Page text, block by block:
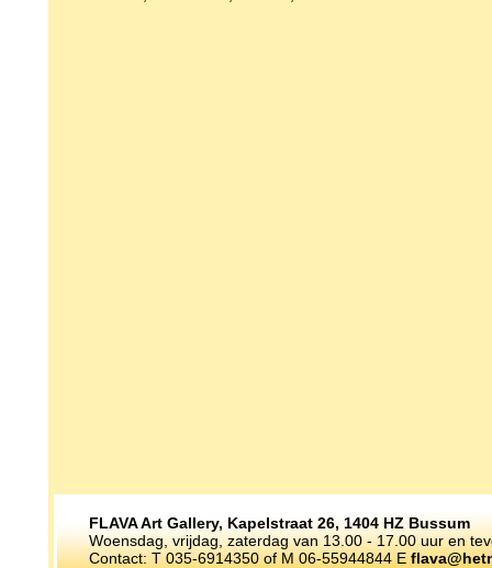
FLAVA Art Gallery, Kapelstraat 26, 1404 HZ Bussum
Woensdag, vrijdag, zaterdag van 13.00 - 17.00 uur en
Contact: T 035-6914350 of M 06-55944844 E